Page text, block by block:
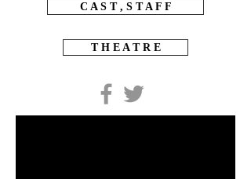
C A S T , S T A F F
T H E A T R E